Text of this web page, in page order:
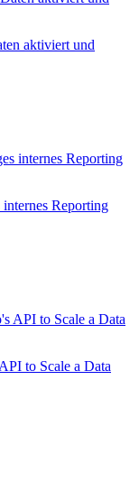
aktiviert und
Reporting
to Scale a Data